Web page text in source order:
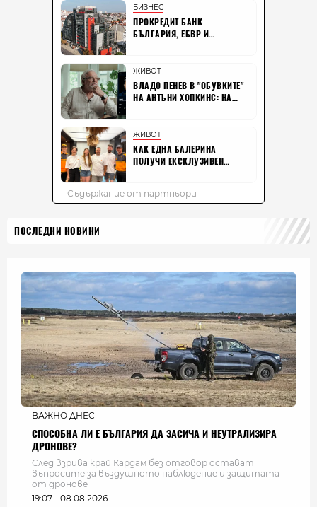
ПОСЛЕДНИ НОВИНИ
ВАЖНО ДНЕС
СПОСОБНА ЛИ Е БЪЛГАРИЯ ДА ЗАСИЧА И НЕУТРАЛИЗИРА
ДРОНОВЕ?
След взрива край Кардам без отговор остават
въпросите за въздушното наблюдение и защитата
от дронове
19:07 - 08.08.2026